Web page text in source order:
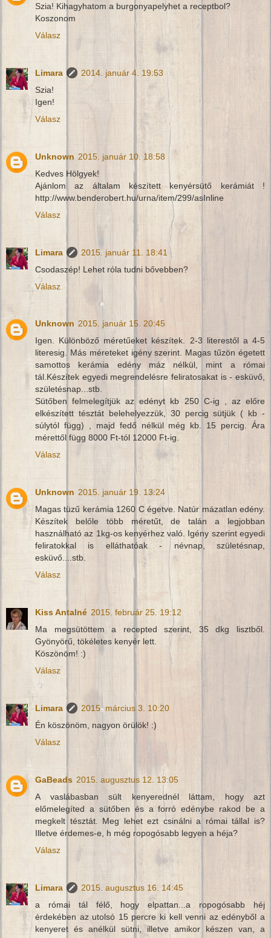
Szia! Kihagyhatom a burgonyapelyhet a receptbol?
Koszonom
Válasz
Limara
2014. január 4. 19:53
Szia!
Igen!
Válasz
Unknown 2015. január 10. 18:58
Kedves Hölgyek!
Ajánlom az általam készített kenyérsütő kerámiát !
http://www.benderobert.hu/urna/item/299/asInline
Válasz
Limara
2015. január 11. 18:41
Csodaszép! Lehet róla tudni bővebben?
Válasz
Unknown 2015. január 15. 20:45
Igen. Különböző méretűeket készítek. 2-3 literestől a 4-5
literesig. Más méreteket igény szerint. Magas tűzön égetett
samottos kerámia edény máz nélkül, mint a római
tál.Készítek egyedi megrendelésre feliratosakat is - esküvő,
születésnap...stb.
Sütőben felmelegítjük az edényt kb 250 C-ig , az előre
elkészített tésztát belehelyezzük, 30 percig sütjük ( kb -
súlytól függ) , majd fedő nélkül még kb. 15 percig. Ára
mérettől függ 8000 Ft-tól 12000 Ft-ig.
Válasz
Unknown 2015. január 19. 13:24
Magas tüzű kerámia 1260 C égetve. Natúr mázatlan edény.
Készítek belőle több méretűt, de talán a legjobban
használható az 1kg-os kenyérhez való. Igény szerint egyedi
feliratokkal is elláthatóak - névnap, születésnap,
esküvő....stb.
Válasz
Kiss Antalné 2015. február 25. 19:12
Ma megsütöttem a recepted szerint, 35 dkg lisztből.
Gyönyörű, tökéletes kenyér lett.
Köszönöm! :)
Válasz
Limara
2015. március 3. 10:20
Én köszönöm, nagyon örülök! :)
Válasz
GaBeads 2015. augusztus 12. 13:05
A vaslábasban sült kenyerednél láttam, hogy azt
előmelegíted a sütőben és a forró edénybe rakod be a
megkelt tésztát. Meg lehet ezt csinálni a római tállal is?
Illetve érdemes-e, h még ropogósabb legyen a héja?
Válasz
Limara
2015. augusztus 16. 14:45
a római tál félő, hogy elpattan...a ropogósabb héj
érdekében az utolsó 15 percre ki kell venni az edényből a
kenyeret és anélkül sütni, illetve amikor készen van, a